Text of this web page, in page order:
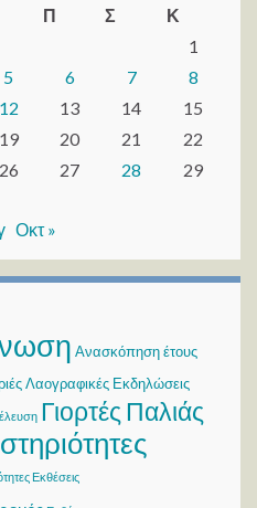
Π Σ
Κ
1
5 6 7
8
12 13 14
15
19 20 21
22
26 27 28
29
Οκτ »
Ανασκόπηση έτους
Λαογραφικές Εκδηλώσεις
Γιορτές Παλιάς
Εκθέσεις